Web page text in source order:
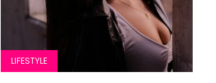
LIFESTYLE